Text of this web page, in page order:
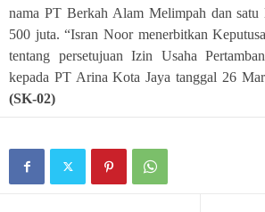
nama PT Berkah Alam Melimpah dan satu
500 juta. “Isran Noor menerbitkan
tentang persetujuan Izin Usaha
kepada PT Arina Kota Jaya tanggal 26
(SK-02)